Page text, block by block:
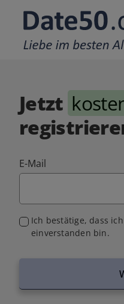
Jetzt
E-Mail
Ich bestätige, dass
einverstanden bin.